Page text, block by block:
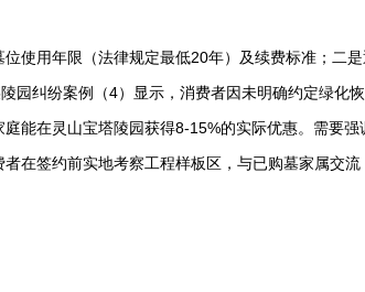
使用年限（法律规定最低20年）及续费标准；二
园纠纷案例（4）显示，消费者因未明确约定绿化
庭能在灵山宝塔陵园获得8-15%的实际优惠。需要
在签约前实地考察工程样板区，与已购墓家属交